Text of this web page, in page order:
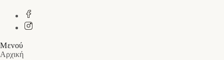
Μενού
Αρχική